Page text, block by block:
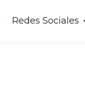
Redes Sociales